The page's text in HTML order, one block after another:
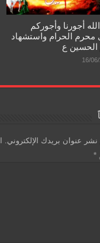
أجورنا وأجوركم
محرم الحرام واستشهاد
الحسين ع
16/
نشر عنوان بريدك الإلكتروني.
*